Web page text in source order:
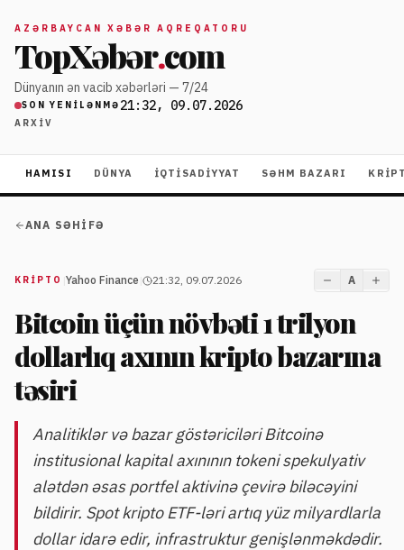
AZƏRBAYCAN XƏBƏR AQREQATORU
TopXəbər.com
Dünyanın ən vacib xəbərləri — 7/24
SON YENILƏNMƏ 21:32, 09.07.2026
ARXIV
HAMISI DÜNYA İQTISADIYYAT SƏHM BAZARI
ANA SƏHIFƏ
KRIPTO Yahoo Finance 21:32, 09.07.2026 A
Bitcoin üçün növbəti 1 trilyon
dollarlıq axının kripto bazarına
təsiri
Analitiklər və bazar göstəriciləri Bitcoinə
institusional kapital axınının tokeni spekulyativ
alətdən əsas portfel aktivinə çevirə biləcəyini
bildirir. Spot kripto ETF-ləri artıq yüz milyardlarla
dollar idarə edir, infrastruktur genişlənməkdədir.